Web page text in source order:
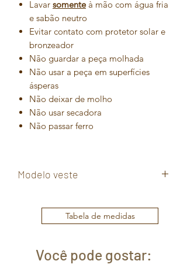
Lavar somente à mão com água fria
e sabão neutro
Evitar contato com protetor solar e
bronzeador
Não guardar a peça molhada
Não usar a peça em superfícies
ásperas
Não deixar de molho
Não usar secadora
Não passar ferro
Modelo veste
Tabela de medidas
Você pode gostar: